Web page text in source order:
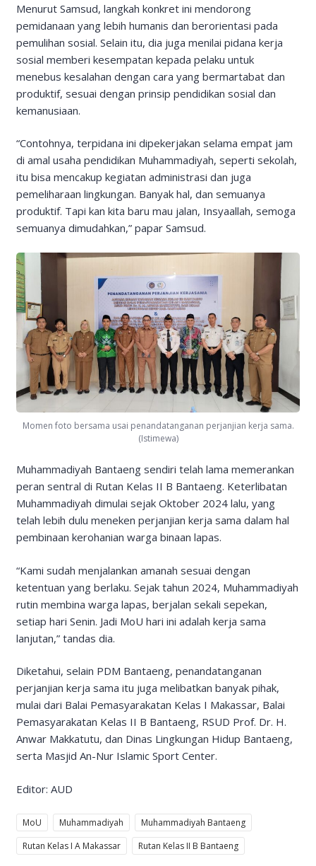
Menurut Samsud, langkah konkret ini mendorong
pemidanaan yang lebih humanis dan berorientasi pada
pemulihan sosial. Selain itu, dia juga menilai pidana kerja
sosial memberi kesempatan kepada pelaku untuk
menebus kesalahan dengan cara yang bermartabat dan
produktif, sesuai dengan prinsip pendidikan sosial dan
kemanusiaan.
“Contohnya, terpidana ini dipekerjakan selama empat jam
di amal usaha pendidikan Muhammadiyah, seperti sekolah,
itu bisa mencakup kegiatan administrasi dan juga
pemeliharaan lingkungan. Banyak hal, dan semuanya
produktif. Tapi kan kita baru mau jalan, Insyaallah, semoga
semuanya dimudahkan,” papar Samsud.
Momen foto bersama usai penandatanganan perjanjian kerja sama.
(Istimewa)
Muhammadiyah Bantaeng sendiri telah lama memerankan
peran sentral di Rutan Kelas II B Bantaeng. Keterlibatan
Muhammadiyah dimulai sejak Oktober 2024 lalu, yang
telah lebih dulu meneken perjanjian kerja sama dalam hal
pembinaan kerohanian warga binaan lapas.
“Kami sudah menjalankan amanah sesuai dengan
ketentuan yang berlaku. Sejak tahun 2024, Muhammadiyah
rutin membina warga lapas, berjalan sekali sepekan,
setiap hari Senin. Jadi MoU hari ini adalah kerja sama
lanjutan,” tandas dia.
Diketahui, selain PDM Bantaeng, penandatanganan
perjanjian kerja sama itu juga melibatkan banyak pihak,
mulai dari Balai Pemasyarakatan Kelas I Makassar, Balai
Pemasyarakatan Kelas II B Bantaeng, RSUD Prof. Dr. H.
Anwar Makkatutu, dan Dinas Lingkungan Hidup Bantaeng,
serta Masjid An-Nur Islamic Sport Center.
Editor: AUD
MoU Muhammadiyah
Muhammadiyah Bantaeng
Rutan Kelas I A Makassar
Rutan Kelas II B Bantaeng